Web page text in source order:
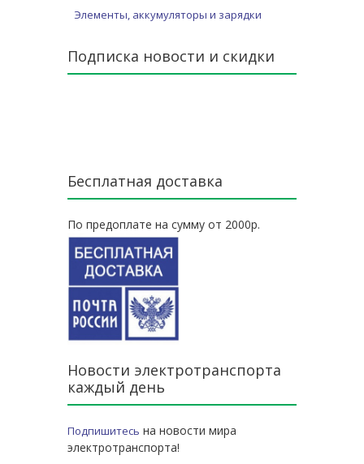
Элементы, аккумуляторы и зарядки
Подписка новости и скидки
Бесплатная доставка
По предоплате на сумму от 2000р.
Новости электротранспорта
каждый день
Подпишитесь на новости мира
электротранспорта!